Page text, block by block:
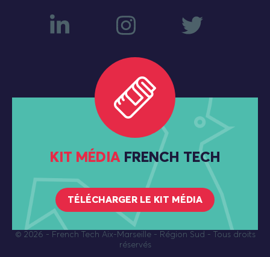
KIT MÉDIA FRENCH TECH
TÉLÉCHARGER LE KIT MÉDIA
© 2026 - French Tech Aix-Marseille - Région Sud - Tous droits
réservés